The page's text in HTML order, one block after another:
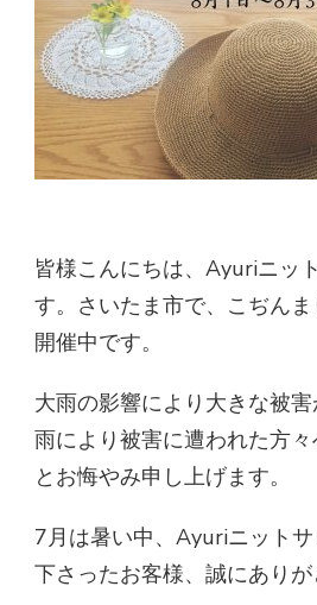
皆様こんにちは、Ayuriニッ
す。さいたま市で、こぢん
開催中です。
大雨の影響により大きな被
雨により被害に遭われた方
とお悔やみ申し上げます。
7月は暑い中、Ayuriニット
下さったお客様、誠にありが